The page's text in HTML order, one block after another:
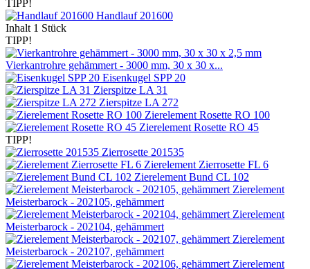
TIPP!
Handlauf 201600
Inhalt 1 Stück
TIPP!
Vierkantrohre gehämmert - 3000 mm, 30 x 30 x...
Eisenkugel SPP 20
Zierspitze LA 31
Zierspitze LA 272
Zierelement Rosette RO 100
Zierelement Rosette RO 45
TIPP!
Zierrosette 201535
Zierelement Zierrosette FL 6
Zierelement Bund CL 102
Zierelement
Meisterbarock - 202105, gehämmert
Zierelement
Meisterbarock - 202104, gehämmert
Zierelement
Meisterbarock - 202107, gehämmert
Zierelement